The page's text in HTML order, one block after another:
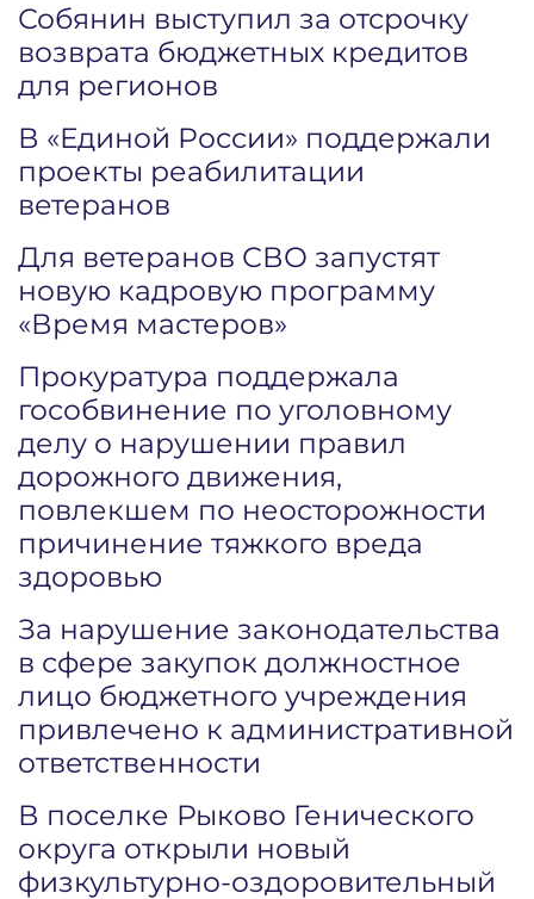
Собянин выступил за отсрочку
возврата бюджетных кредитов
для регионов
В «Единой России» поддержали
проекты реабилитации
ветеранов
Для ветеранов СВО запустят
новую кадровую программу
«Время мастеров»
Прокуратура поддержала
гособвинение по уголовному
делу о нарушении правил
дорожного движения,
повлекшем по неосторожности
причинение тяжкого вреда
здоровью
За нарушение законодательства
в сфере закупок должностное
лицо бюджетного учреждения
привлечено к административной
ответственности
В поселке Рыково Генического
округа открыли новый
физкультурно-оздоровительный